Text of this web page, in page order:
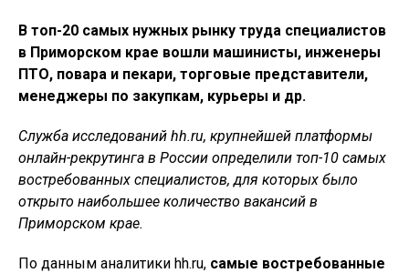
В топ-20 самых нужных рынку труда специалистов
в Приморском крае вошли машинисты, инженеры
ПТО, повара и пекари, торговые представители,
менеджеры по закупкам, курьеры и др.
Служба исследований hh.ru, крупнейшей платформы
онлайн-рекрутинга в России определили топ-10 самых
востребованных специалистов, для которых было
открыто наибольшее количество вакансий в
Приморском крае.
По данным аналитики hh.ru, самые востребованные